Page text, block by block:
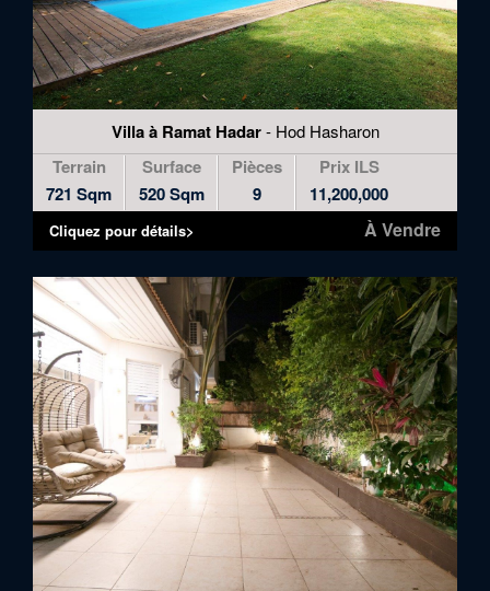
Villa à Ramat Hadar- Hod Hasharon
Terrain
721 Sqm
Surface
520 Sqm
Pièces
9
Prix ILS
11,200,000
À Vendre
Cliquez pour détails>